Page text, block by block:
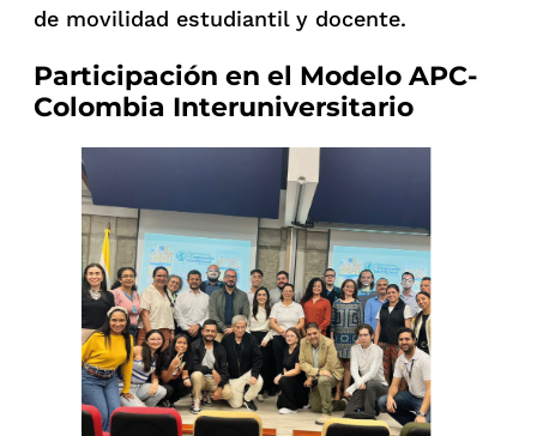
de movilidad estudiantil y docente.
Participación en el Modelo APC-
Colombia Interuniversitario